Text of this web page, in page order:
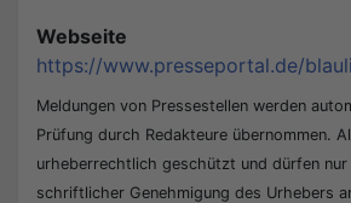
Webseite
https://www.presseportal.de/
Meldungen von Pressestellen werden
Prüfung durch Redakteure übernommen.
urheberrechtlich geschützt und dürfen
schriftlicher Genehmigung des Urhebers